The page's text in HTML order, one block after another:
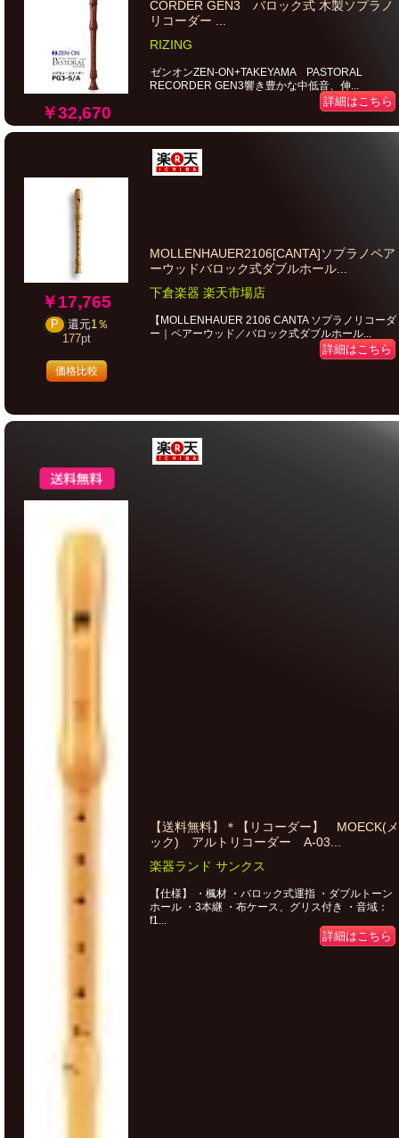
￥32,670
CORDER GEN3 バロック式 木製ソプラノ
リコーダー ...
RIZING
ゼンオンZEN-ON+TAKEYAMA PASTORAL
RECORDER GEN3響き豊かな中低音、伸...
詳細はこちら
￥17,765
P 還元1％
177pt
価格比較
MOLLENHAUER2106[CANTA]ソプラノペア
ーウッドバロック式ダブルホール...
下倉楽器 楽天市場店
【MOLLENHAUER 2106 CANTA ソプラノリコーダ
ー｜ペアーウッド／バロック式ダブルホール...
詳細はこちら
【送料無料】＊【リコーダー】 MOECK(メ
ック) アルトリコーダー A-03...
楽器ランド サンクス
【仕様】 ・楓材 ・バロック式運指 ・ダブルトーン
ホール ・3本継 ・布ケース、グリス付き ・音域：
f1...
詳細はこちら